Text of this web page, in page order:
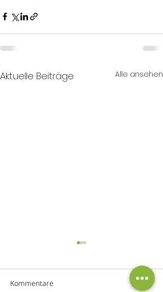
Aktuelle Beiträge Alle ansehen
Kommentare